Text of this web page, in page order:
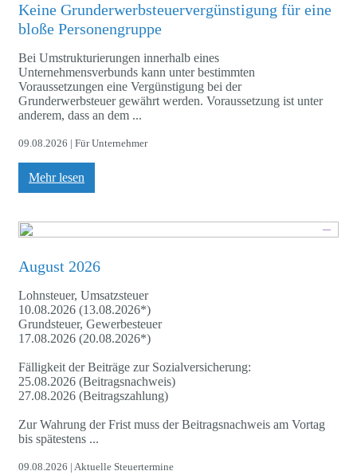
Keine Grunderwerbsteuervergünstigung für eine
bloße Personengruppe
Bei Umstrukturierungen innerhalb eines
Unternehmensverbunds kann unter bestimmten
Voraussetzungen eine Vergünstigung bei der
Grunderwerbsteuer gewährt werden. Voraussetzung ist unter
anderem, dass an dem ...
09.08.2026 | Für Unternehmer
Mehr lesen
August 2026
Lohnsteuer, Umsatzsteuer
10.08.2026 (13.08.2026*)
Grundsteuer, Gewerbesteuer
17.08.2026 (20.08.2026*)
Fälligkeit der Beiträge zur Sozialversicherung:
25.08.2026 (Beitragsnachweis)
27.08.2026 (Beitragszahlung)
Zur Wahrung der Frist muss der Beitragsnachweis am Vortag
bis spätestens ...
09.08.2026 | Aktuelle Steuertermine